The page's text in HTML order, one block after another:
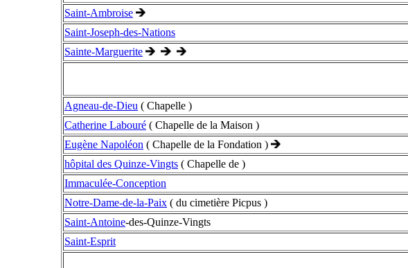
Saint-Ambroise
Saint-Joseph-des-Nations
Sainte-Marguerite
Agneau-de-Dieu ( Chapelle )
Catherine Labouré ( Chapelle de la Maison )
Eugène Napoléon ( Chapelle de la Fondation )
hôpital des Quinze-Vingts ( Chapelle de )
Immaculée-Conception
Notre-Dame-de-la-Paix ( du cimetière Picpus )
Saint-Antoine-des-Quinze-Vingts
Saint-Esprit